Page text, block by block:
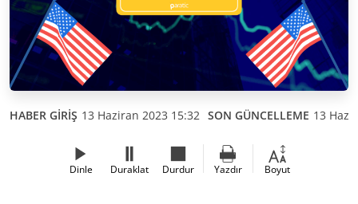
HABER GİRİŞ 13 Haziran 2023 15:32 SON GÜNCELLEME 13
Dinle Duraklat Durdur Yazdır Boyut